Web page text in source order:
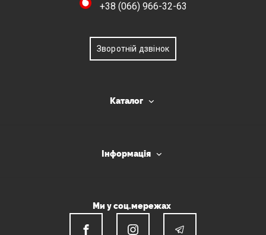
+38 (066) 966-32-63
Зворотній дзвінок
Каталог
Інформація
Ми у соц.мережах